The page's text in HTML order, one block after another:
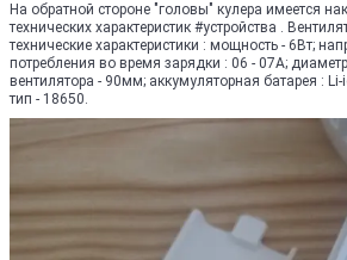
На обратной стороне "головы" кулера имеется
технических характеристик #устройства .
технические характеристики : мощность - 6Вт;
потребления во время зарядки : 06 - 07А;
вентилятора - 90мм; аккумуляторная батарея :
тип - 18650.